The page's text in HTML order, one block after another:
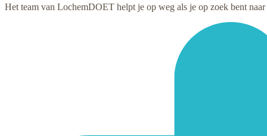
Het team van LochemDOET helpt je op weg als je op zoek bent